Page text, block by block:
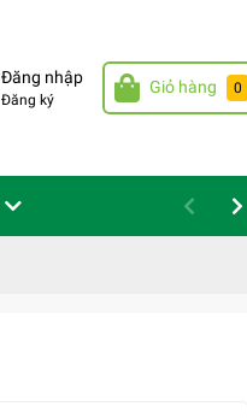
Đăng nhập
Đăng ký
Giỏ hàng 0